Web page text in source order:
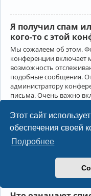
Этот сайт
обеспечения своей
Подробнее
Я получил спам
кого-то с этой
Мы сожалеем об этом.
конференции включает
возможность
подобные сообщения.
администратору
письма. Очень важно
Администратор
меры.
Друзья и недруги